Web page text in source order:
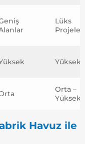
Lüks
Projeler
Yüksek
Orta –
Yüksek
Havuz ile